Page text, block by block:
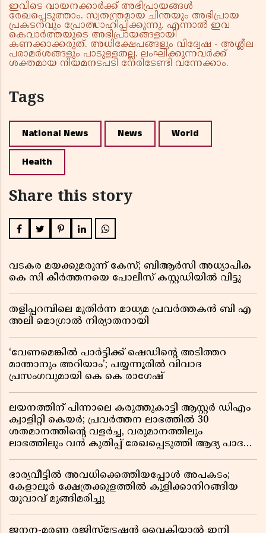
ഇവിടെ വായനക്കാർക്ക് അഭിപ്രായങ്ങൾ
രേഖപ്പെടുത്താം. സ്വതന്ത്രമായ ചിന്തയും അഭിപ്രായ
പ്രകടനവും പ്രോത്സാഹിപ്പിക്കുന്നു. എന്നാൽ ഇവ
കെവാർത്തയുടെ അഭിപ്രായങ്ങളായി
കണക്കാക്കരുത്. അധിക്ഷേപങ്ങളും വിദ്വേഷ - അശ്ലീല
പരാമർശങ്ങളും പാടുള്ളതല്ല. ലംഘിക്കുന്നവർക്ക്
ശക്തമായ നിയമനടപടി നേരിടേണ്ടി വന്നേക്കാം.
Tags
National News News World
Health
Share this story
വടകര മയക്കുമരുന്ന് കേസ്; ബിആർസി അധ്യാപിക
കെ സി കീർത്തനയെ പോലീസ് കസ്റ്റഡിയിൽ വിട്ടു
തളിപ്പറമ്പിലെ മുതിർന്ന മാധ്യമ പ്രവർത്തകൻ ബി എ
അലി മൊഗ്രാൽ നിര്യാതനായി
‘വേണമെങ്കിൽ പാർട്ടിക്ക് ഷെഡിൻ്റെ അടിത്തറ
മാന്താനും അറിയാം’; പയ്യന്നൂരിൽ വിവാദ
പ്രസംഗവുമായി കെ കെ രാഗേഷ്
ലയനത്തിന് പിന്നാലെ കരുത്തുകാട്ടി ആസ്റ്റർ ഡിഎം
ക്വാളിറ്റി കെയർ; പ്രവർത്തന ലാഭത്തിൽ 30
ശതമാനത്തിൻ്റെ വളർച്ച, വരുമാനത്തിലും
ലാഭത്തിലും വൻ കുതിപ്പ് രേഖപ്പെടുത്തി ആദ്യ പാദ
ഭാര്യവീട്ടിൽ അവധിക്കെത്തിയപ്പോൾ അപകടം;
കേളാലൂർ ക്ഷേത്രക്കുളത്തിൽ കുളിക്കാനിറങ്ങിയ
യുവാവ് മുങ്ങിമരിച്ചു